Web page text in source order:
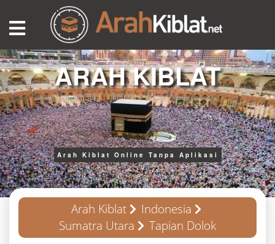
ARAH KIBLAT
Arah Kiblat Online Tanpa Aplikasi
Arah Kiblat
Indonesia
Sumatra Utara
Tapian Dolok